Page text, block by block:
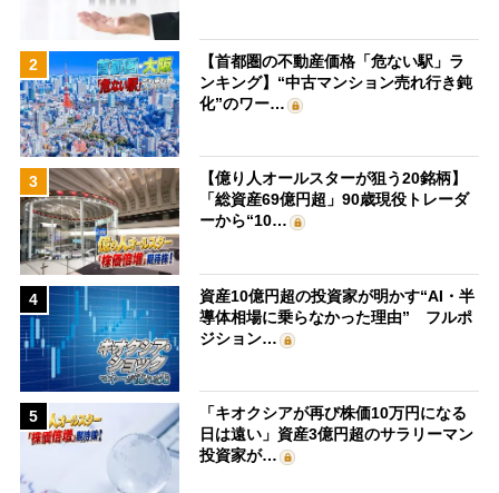
2
【首都圏の不動産価格「危ない駅」ラ
ンキング】“中古マンション売れ行き鈍
化”のワー…
3
【億り人オールスターが狙う20銘柄】
「総資産69億円超」90歳現役トレーダ
ーから“10…
4
資産10億円超の投資家が明かす“AI・半
導体相場に乗らなかった理由” フルポ
ジション…
5
「キオクシアが再び株価10万円になる
日は遠い」資産3億円超のサラリーマン
投資家が…